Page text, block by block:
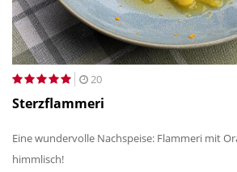
20
Sterzflammeri
Eine wundervolle Nachspeise: Flammeri mit
himmlisch!